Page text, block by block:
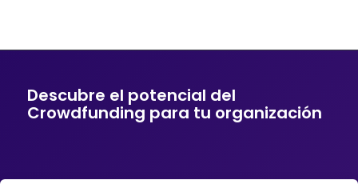
Descubre el potencial del
Crowdfunding para tu organización